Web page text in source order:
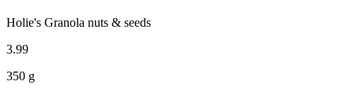
Holie's Granola nuts & seeds
3.99
350 g